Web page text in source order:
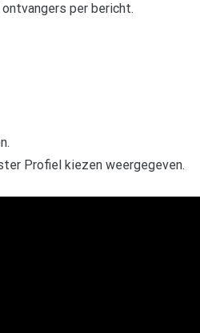
per bericht.
Profiel kiezen weergegeven.